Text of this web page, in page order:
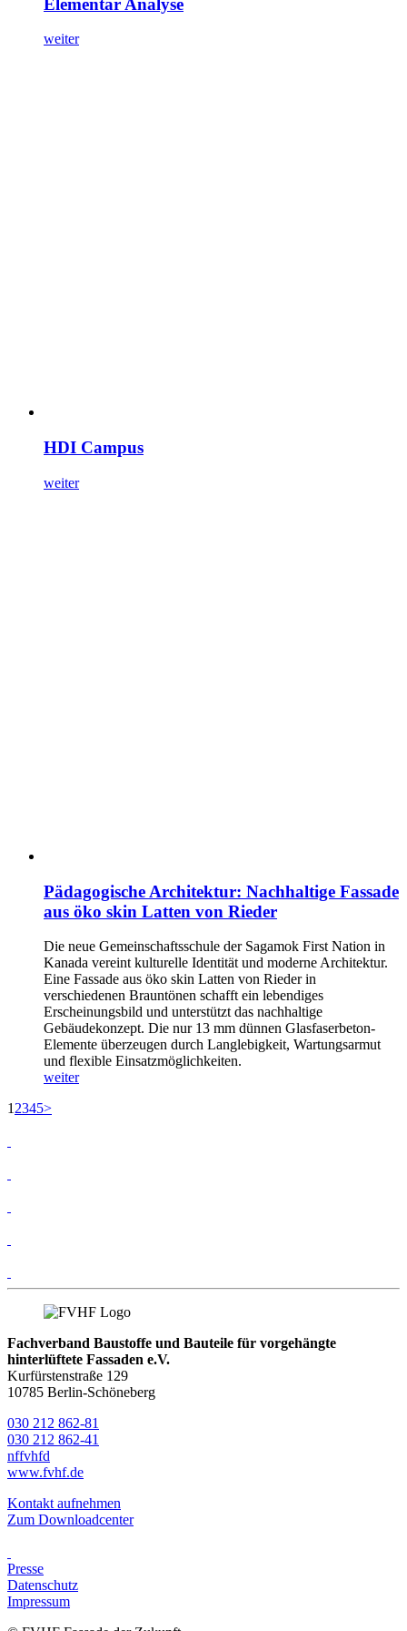
weiter
HDI Campus
weiter
Pädagogische Architektur: Nachhaltige Fassade
aus öko skin Latten von Rieder
Die neue Gemeinschaftsschule der Sagamok First Nation in
Kanada vereint kulturelle Identität und moderne Architektur.
Eine Fassade aus öko skin Latten von Rieder in
verschiedenen Brauntönen schafft ein lebendiges
Erscheinungsbild und unterstützt das nachhaltige
Gebäudekonzept. Die nur 13 mm dünnen Glasfaserbeton-
Elemente überzeugen durch Langlebigkeit, Wartungsarmut
und flexible Einsatzmöglichkeiten.
weiter
1 2345>
Fachverband Baustoffe und Bauteile für vorgehängte
hinterlüftete Fassaden e.V.
Kurfürstenstraße 129
10785 Berlin-Schöneberg
030 212 862-81
030 212 862-41
nffvhfd
www.fvhf.de
Kontakt aufnehmen
Zum Downloadcenter
Presse
Datenschutz
Impressum